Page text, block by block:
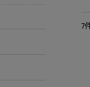
7